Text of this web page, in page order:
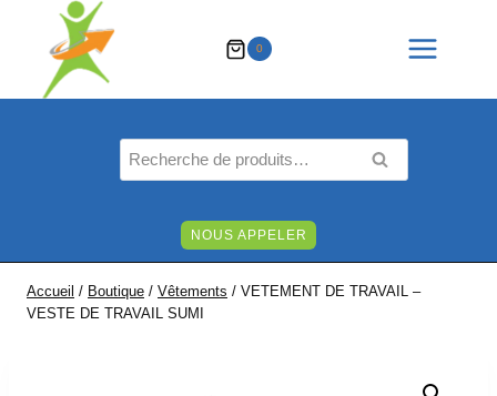
contenu
0
Recherche
pour :
RECHERCHE
NOUS APPELER
Accueil / Boutique / Vêtements / VETEMENT DE TRAVAIL –
VESTE DE TRAVAIL SUMI